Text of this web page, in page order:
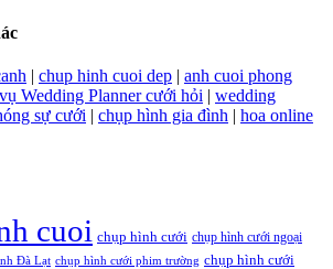
| chup hinh cuoi dep | anh cuoi phong
Wedding Planner cưới hỏi | wedding
sự cưới | chụp hình gia đình | hoa online
cuoi chụp hình cưới chụp hình cưới ngoại
Đà Lạt chụp hình cưới phim trường chụp hình cưới